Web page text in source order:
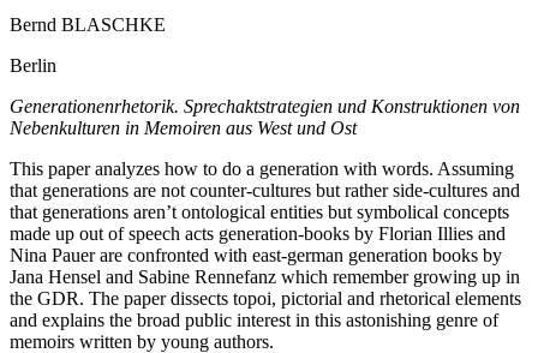
Bernd BLASCHKE
Berlin
Generationenrhetorik. Sprechaktstrategien und Konstruktionen von
Nebenkulturen in Memoiren aus West und Ost
This paper analyzes how to do a generation with words. Assuming
that generations are not counter-cultures but rather side-cultures and
that generations aren’t ontological entities but symbolical concepts
made up out of speech acts generation-books by Florian Illies and
Nina Pauer are confronted with east-german generation books by
Jana Hensel and Sabine Rennefanz which remember growing up in
the GDR. The paper dissects topoi, pictorial and rhetorical elements
and explains the broad public interest in this astonishing genre of
memoirs written by young authors.